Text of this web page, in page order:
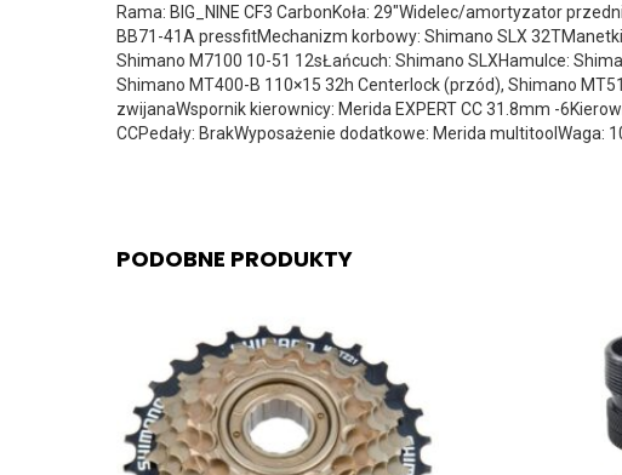
Rama: BIG_NINE CF3 CarbonKoła: 29″Widelec/amortyzator
BB71-41A pressfitMechanizm korbowy: Shimano SLX
Shimano M7100 10-51 12sŁańcuch: Shimano SLXHamulce:
Shimano MT400-B 110×15 32h Centerlock (przód), Shimano
zwijanaWspornik kierownicy: Merida EXPERT CC 31.8mm -
CCPedały: BrakWyposażenie dodatkowe: Merida multitoolWaga:
PODOBNE PRODUKTY